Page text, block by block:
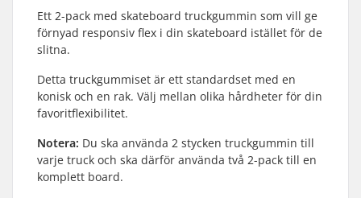
Ett 2-pack med skateboard truckgummin som vill ge
förnyad responsiv flex i din skateboard istället för de
slitna.
Detta truckgummiset är ett standardset med en
konisk och en rak. Välj mellan olika hårdheter för din
favoritflexibilitet.
Notera: Du ska använda 2 stycken truckgummin till
varje truck och ska därför använda två 2-pack till en
komplett board.